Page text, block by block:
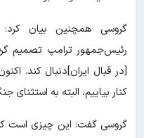
گروسی همچنین بیان
رئیس‌جمهور ترامپ تصمیم
[در قبال ایران]دنبال کند.
کنار بیاییم، البته به استثنای
گروسی گفت: این چیزی است که